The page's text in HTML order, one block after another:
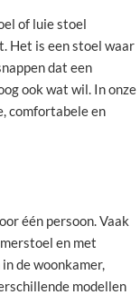
of luie stoel
Het is een stoel waar
dat een
ook wat wil. In onze
comfortabele en
één persoon. Vaak
en met
de woonkamer,
modellen